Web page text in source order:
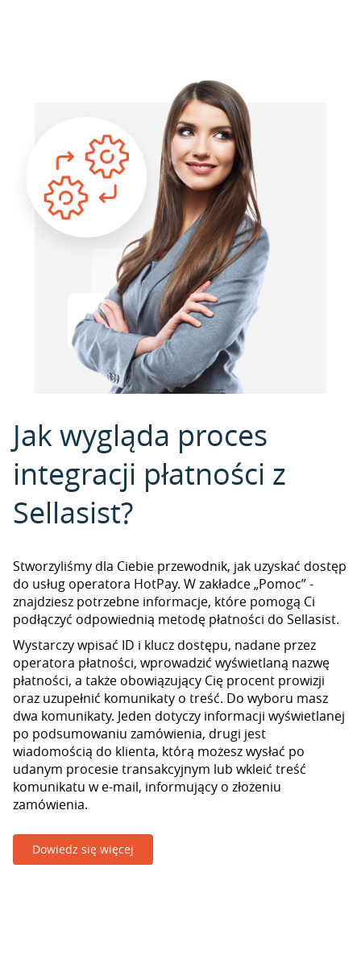
Jak wygląda proces
integracji płatności z
Sellasist?
Stworzyliśmy dla Ciebie przewodnik, jak uzyskać dostęp
do usług operatora HotPay. W zakładce „Pomoc” -
znajdziesz potrzebne informacje, które pomogą Ci
podłączyć odpowiednią metodę płatności do Sellasist.
Wystarczy wpisać ID i klucz dostępu, nadane przez
operatora płatności, wprowadzić wyświetlaną nazwę
płatności, a także obowiązujący Cię procent prowizji
oraz uzupełnić komunikaty o treść. Do wyboru masz
dwa komunikaty. Jeden dotyczy informacji wyświetlanej
po podsumowaniu zamówienia, drugi jest
wiadomością do klienta, którą możesz wysłać po
udanym procesie transakcyjnym lub wkleić treść
komunikatu w e-mail, informujący o złożeniu
zamówienia.
Dowiedz się więcej